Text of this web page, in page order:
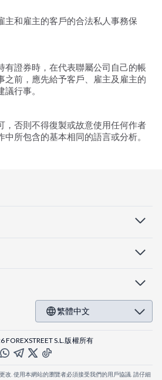
主和雇主的客戶的合法私人事務保
有證券時，在代表聯屬公司自己的帳
之前，應先給予客戶、雇主及雇主的
行事。
，否則不得復製或故意使用任何作者
所包含的基本相同的語言或分析。
繁體中文
FOREXSTREET S.L.版權所有
改. 使用本網站的瀏覽者必須接受我們的用戶協議. 請仔細